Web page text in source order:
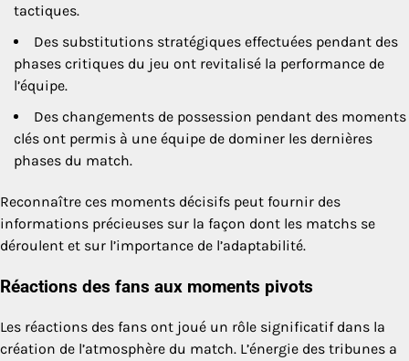
tactiques.
Des substitutions stratégiques effectuées pendant des
phases critiques du jeu ont revitalisé la performance de
l’équipe.
Des changements de possession pendant des moments
clés ont permis à une équipe de dominer les dernières
phases du match.
Reconnaître ces moments décisifs peut fournir des
informations précieuses sur la façon dont les matchs se
déroulent et sur l’importance de l’adaptabilité.
Réactions des fans aux moments pivots
Les réactions des fans ont joué un rôle significatif dans la
création de l’atmosphère du match. L’énergie des tribunes a